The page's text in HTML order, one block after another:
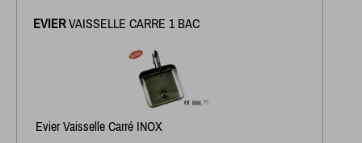
EVIERVAISSELLE CARRE 1 BAC
Evier Vaisselle Carré INOX